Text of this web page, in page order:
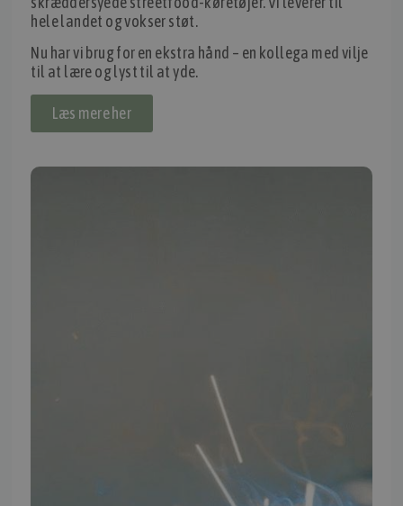
IMPORTØR
Alle mærker og modeller på tmp.dk importeres i Danmark af:
Thomas Møller Pedersen Aps.
Elmevej 18, Glyngøre 7870 Roslev
+45 97 74 07 33
Energiberegner
Artikler
TMP Historie
Cookie og Privatlivspolitik
Salgs- og leveringsbetingelser
Vores brands
hele landet og vokser støt.
Nu har vi brug for en ekstra hånd – en kollega med vilje
til at lære og lyst til at yde.
Læs mere her